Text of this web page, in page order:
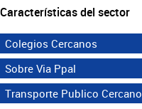
Características del sector
Colegios Cercanos
Sobre Via Ppal
Transporte Publico Cercano